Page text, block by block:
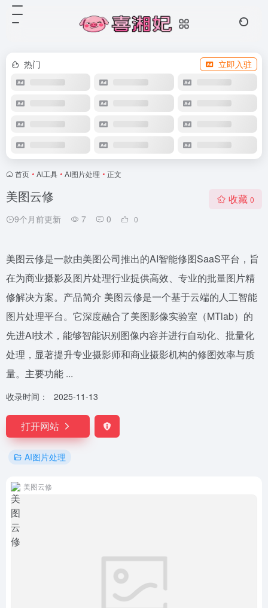
热门 立即入驻
首页 • Al工具 • AI图片处理 • 正文
美图云修
9个月前更新 7 0 0
收藏 0
美图云修是一款由美图公司推出的AI智能修图SaaS平台，旨
在为商业摄影及图片处理行业提供高效、专业的批量图片精
修解决方案。产品简介 美图云修是一个基于云端的人工智能
图片处理平台。它深度融合了美图影像实验室（MTlab）的
先进AI技术，能够智能识别图像内容并进行自动化、批量化
处理，显著提升专业摄影师和商业摄影机构的修图效率与质
量。主要功能 ...
收录时间： 2025-11-13
打开网站
AI图片处理
美图云修